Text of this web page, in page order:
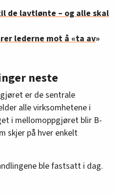
de lavtlønte – og alle skal
lederne mot å «ta av»
neste
er de sentrale
alle virksomhetene i
i mellomoppgjøret blir B-
skjer på hver enkelt
ble fastsatt i dag.